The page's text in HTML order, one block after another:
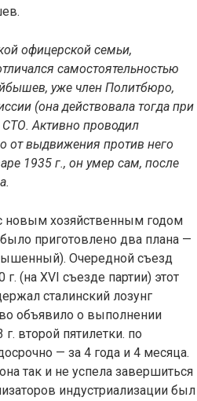
офицерской семьи,
самостоятельностью
уже член Политбюро,
(она действовала тогда при
Активно проводил
от выдвижения против него
1935 г., он умер сам, после
новым хозяйственным годом
приготовлено два плана —
Очередной съезд
(на XVI съезде партии) этот
сталинский лозунг
объявило о выполнении
второй пятилетки. по
— за 4 года и 4 месяца.
так и не успела завершиться
индустриализации был